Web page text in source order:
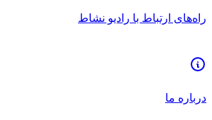
راه‌های ارتباط با رادیو نشاط
درباره ما